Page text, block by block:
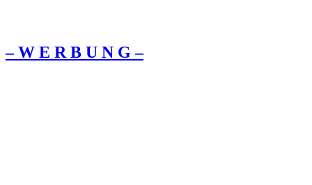
– W Ε R Β U Ν G –